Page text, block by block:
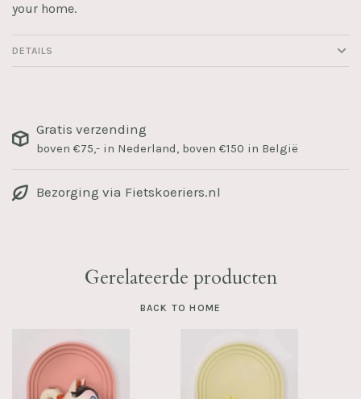
your home.
DETAILS
Gratis verzending
boven €75,- in Nederland, boven €150 in België
Bezorging via Fietskoeriers.nl
Gerelateerde producten
BACK TO HOME